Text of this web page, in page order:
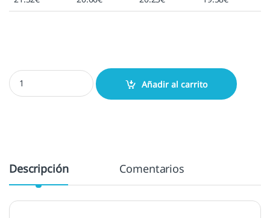
Avioneta Anuncio cantidad
Añadir al carrito
Descripción Comentarios